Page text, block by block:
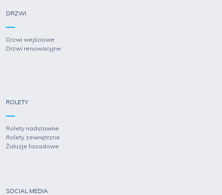
DRZWI
Drzwi wejściowe
Drzwi renowacyjne
ROLETY
Rolety nadstawne
Rolety zewnętrzne
Żaluzje fasadowe
SOCIAL MEDIA